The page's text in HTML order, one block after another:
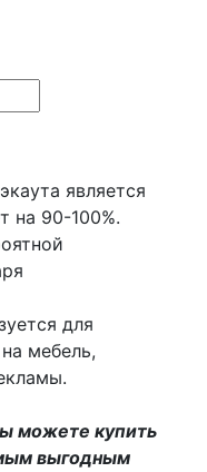
является
на 90-100%.
для
мебель,
можете купить
выгодным